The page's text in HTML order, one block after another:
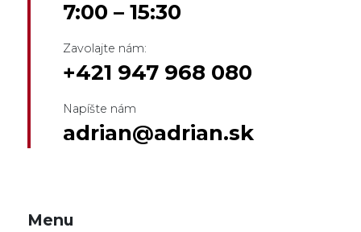
7:00 – 15:30
Zavolajte nám:
+421 947 968 080
Napíšte nám
adrian@adrian.sk
Menu